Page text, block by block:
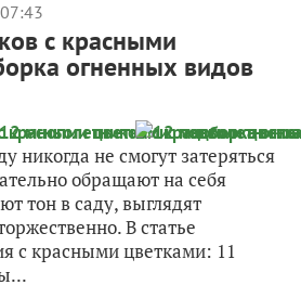
с красными
огненных видов
никогда не смогут затеряться
обращают на себя
тон в саду, выглядят
В статье
с красными цветками: 11